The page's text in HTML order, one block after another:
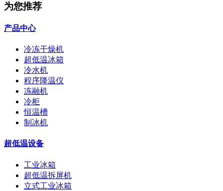
为您推荐
产品中心
冷冻干燥机
超低温冰箱
冷水机
程序降温仪
冻融机
冷柜
恒温槽
制冰机
超低温设备
工业冰箱
超低温拆屏机
立式工业冰箱